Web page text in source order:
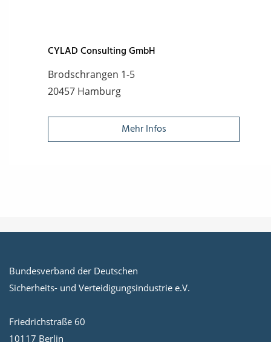
CYLAD Consulting GmbH
Brodschrangen 1-5
20457 Hamburg
Mehr Infos
Bundesverband der Deutschen
Sicherheits- und Verteidigungsindustrie e.V.
Friedrichstraße 60
10117 Berlin